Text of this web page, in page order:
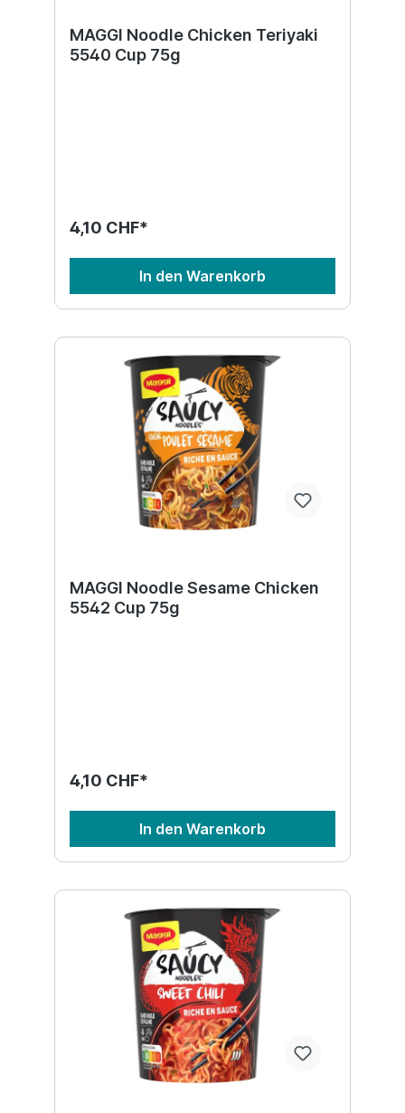
MAGGI Noodle Chicken Teriyaki
5540 Cup 75g
4,10 CHF*
In den Warenkorb
MAGGI Noodle Sesame Chicken
5542 Cup 75g
4,10 CHF*
In den Warenkorb